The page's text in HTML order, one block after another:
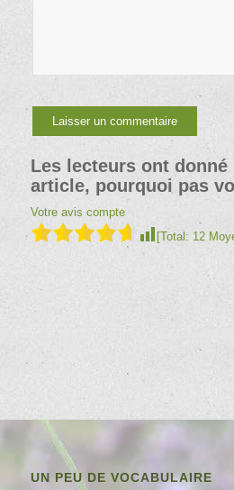
Les lecteurs ont donné
article, pourquoi pas
Votre avis compte
[Total: 12
UN PEU DE VOCABULAIRE